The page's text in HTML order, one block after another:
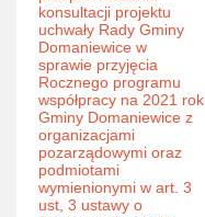
konsultacji projektu
uchwały Rady Gminy
Domaniewice w
sprawie przyjęcia
Rocznego programu
współpracy na 2021 rok
Gminy Domaniewice z
organizacjami
pozarządowymi oraz
podmiotami
wymienionymi w art. 3
ust, 3 ustawy o